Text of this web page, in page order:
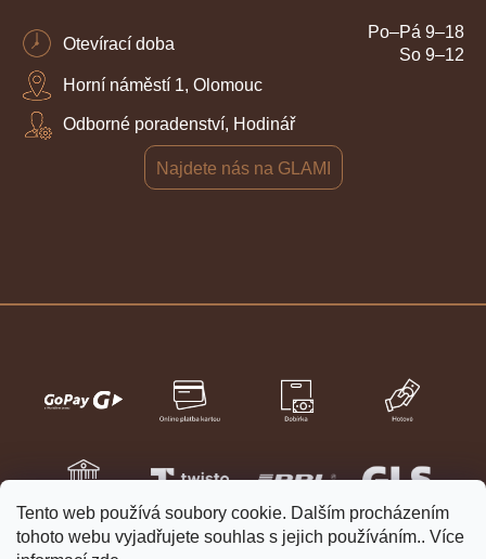
Tento web používá soubory cookie. Dalším procházením
tohoto webu vyjadřujete souhlas s jejich používáním.. Více
Otevírací doba
Po–Pá 9–18
So 9–12
Horní náměstí 1, Olomouc
Odborné poradenství, Hodinář
Najdete nás na GLAMI